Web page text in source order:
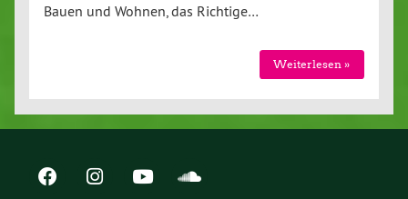
Bauen und Wohnen, das Richtige…
Weiterlesen »